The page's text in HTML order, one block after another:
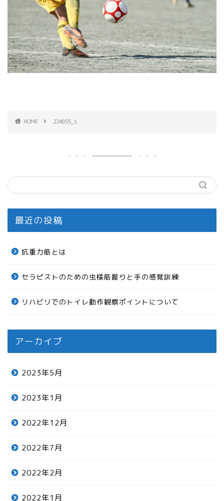
HOME 224855_s
最近の投稿
抗重力筋とは
セラピストのための虫様筋握りと手の感覚訓練
リハビリでのトイレ動作観察ポイントについて
アーカイブ
2023年5月
2023年1月
2022年12月
2022年7月
2022年2月
2022年1月